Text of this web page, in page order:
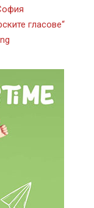
гласове“